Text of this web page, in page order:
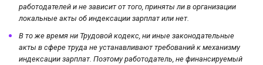
работодателей и не зависит от того, приняты ли в организации
локальные акты об индексации зарплат или нет.
В то же время ни Трудовой кодекс, ни иные законодательные
акты в сфере труда не устанавливают требований к механизму
индексации зарплат. Поэтому работодатель, не финансируемый